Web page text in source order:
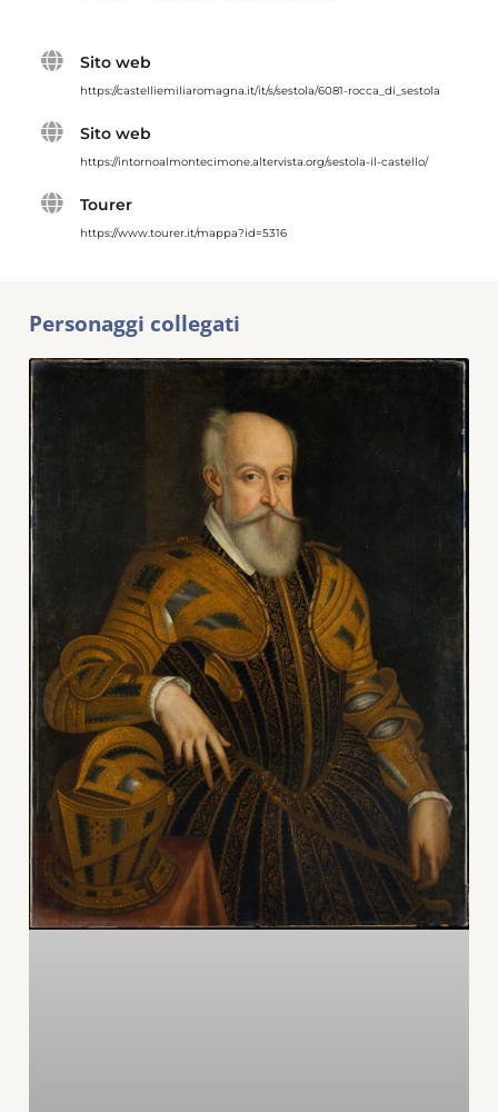
Sito web
https://castelliemiliaromagna.it/it/s/sestola/6081-rocca_di_sestola
Sito web
https://intornoalmontecimone.altervista.org/sestola-il-castello/
Tourer
https://www.tourer.it/mappa?id=5316
Personaggi collegati